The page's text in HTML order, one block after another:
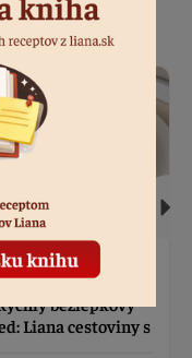
Tatiana
bezlepkový
Liana cestoviny s